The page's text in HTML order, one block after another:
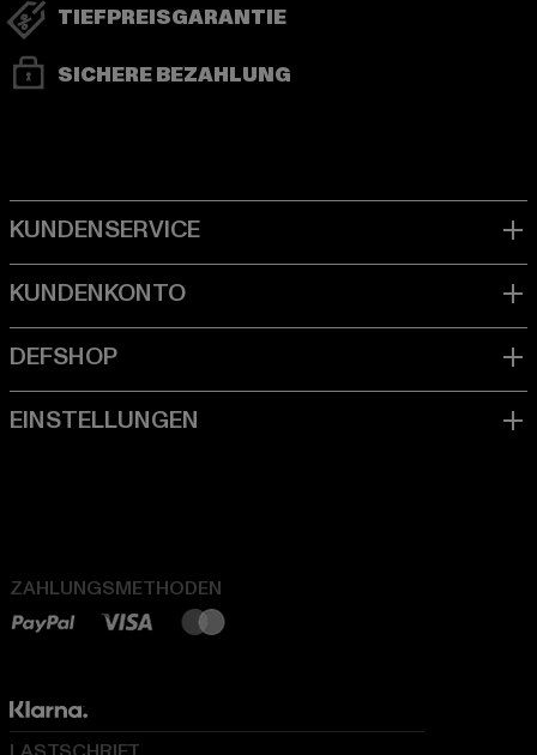
TIEFPREISGARANTIE
SICHERE BEZAHLUNG
ZAHLUNGSMETHODEN